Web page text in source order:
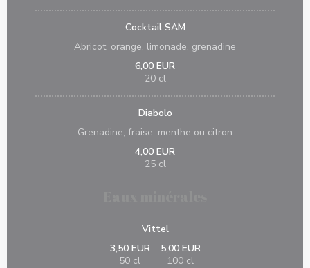
Cocktail SAM
Abricot, orange, limonade, grenadine
6,00 EUR
20 cl
Diabolo
Grenadine, fraise, menthe ou citron
4,00 EUR
25 cl
Vittel
3,50 EUR
50 cl
5,00 EUR
100 cl